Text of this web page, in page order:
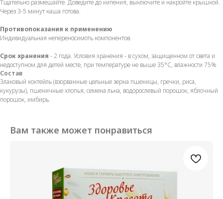
Тщательно размешайте. Доведите до кипения, выключите и накройте крышкой.
Через 3-5 минут каша готова.
Противопоказания к применению
Индивидуальная непереносимоть компонентов.
Срок хранения - 2 года. Условия хранения - в сухом, защищенном от света и
недоступном для детей месте, при температуре не выше 35°С, влажности 75%
Состав
Злаковый коктейль (взорванные цельные зерна пшеницы, гречки, риса,
кукурузы), пшеничные хлопья, семена льна, водорослевый порошок, яблочный
порошок, имбирь.
Вам также может понравиться